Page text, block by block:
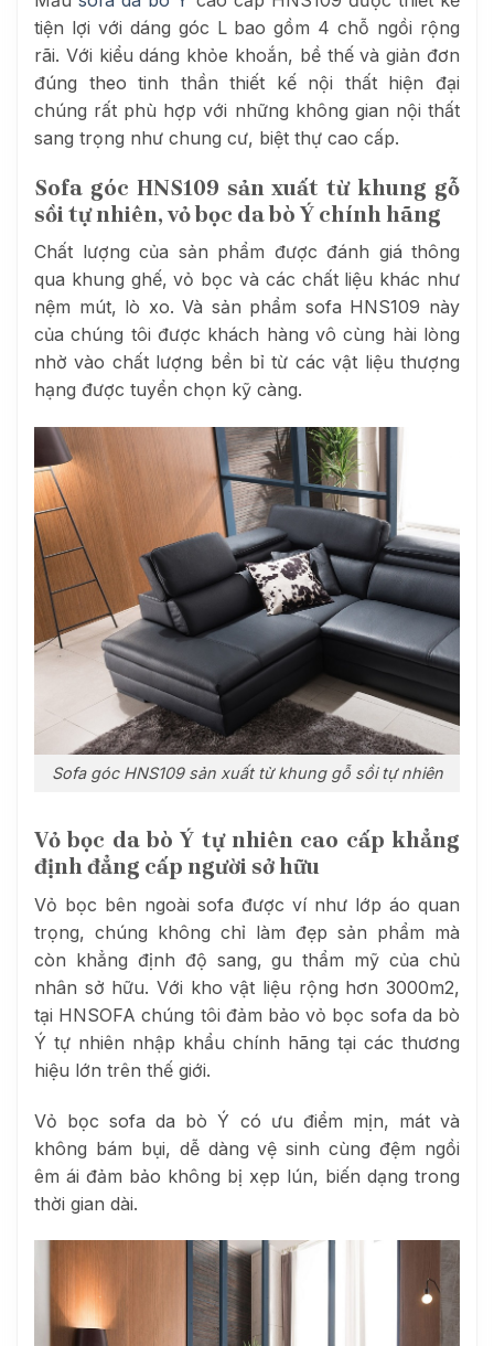
tiện lợi với dáng góc L bao gồm 4 chỗ ngồi rộng
rãi. Với kiểu dáng khỏe khoắn, bề thế và giản đơn
đúng theo tinh thần thiết kế nội thất hiện đại
chúng rất phù hợp với những không gian nội thất
sang trọng như chung cư, biệt thự cao cấp.
Sofa góc HNS109 sản xuất từ khung gỗ
sồi tự nhiên, vỏ bọc da bò Ý chính hãng
Chất lượng của sản phẩm được đánh giá thông
qua khung ghế, vỏ bọc và các chất liệu khác như
nệm mút, lò xo. Và sản phẩm sofa HNS109 này
của chúng tôi được khách hàng vô cùng hài lòng
nhờ vào chất lượng bền bỉ từ các vật liệu thượng
hạng được tuyển chọn kỹ càng.
Sofa góc HNS109 sản xuất từ khung gỗ sồi tự nhiên
Vỏ bọc da bò Ý tự nhiên cao cấp khẳng
định đẳng cấp người sở hữu
Vỏ bọc bên ngoài sofa được ví như lớp áo quan
trọng, chúng không chỉ làm đẹp sản phẩm mà
còn khẳng định độ sang, gu thẩm mỹ của chủ
nhân sở hữu. Với kho vật liệu rộng hơn 3000m2,
tại HNSOFA chúng tôi đảm bảo vỏ bọc sofa da bò
Ý tự nhiên nhập khẩu chính hãng tại các thương
hiệu lớn trên thế giới.
Vỏ bọc sofa da bò Ý có ưu điểm mịn, mát và
không bám bụi, dễ dàng vệ sinh cùng đệm ngồi
êm ái đảm bảo không bị xẹp lún, biến dạng trong
thời gian dài.